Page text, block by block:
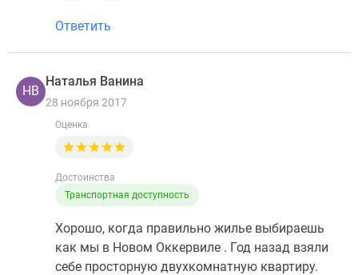
Ответить
НВ
Наталья Ванина
28 ноября 2017
Оценка
Достоинства
Транспортная доступность
Хорошо, когда правильно жилье выбираешь
как мы в Новом Оккервиле . Год назад взяли
себе просторную двухкомнатную квартиру.